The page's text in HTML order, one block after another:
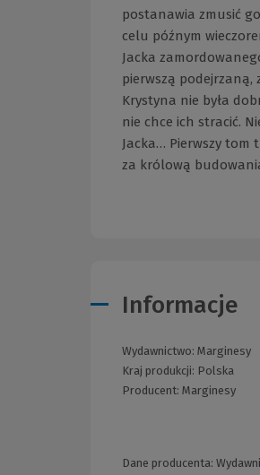
postanawia zmusić
celu późnym
Jacka
pierwszą podejrzaną,
Krystyna nie była
nie chce ich stracić.
Jacka… Pierwszy
za królową
Informacje
Wydawnictwo: Marginesy
Kraj produkcji: Polska
Producent: Marginesy
Dane producenta: